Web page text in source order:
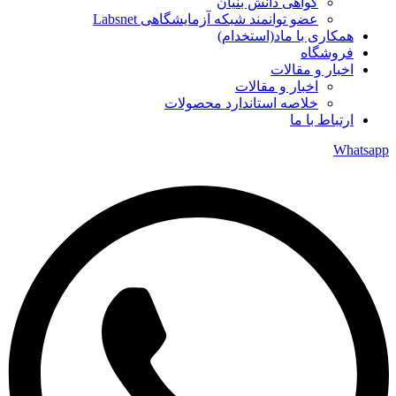
عضو توانمند شبکه آزمایشگاهی Labsnet
با ماد(استخدام)
و مقالات
اخبار و مقالات
خلاصه استاندارد محصولات
با ما